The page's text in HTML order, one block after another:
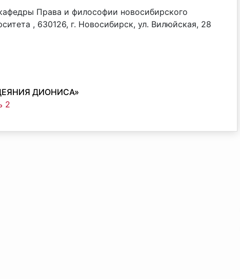
Права и философии новосибирского
, 630126, г. Новосибирск, ул. Вилюйская, 28
ДИОНИСА»
2